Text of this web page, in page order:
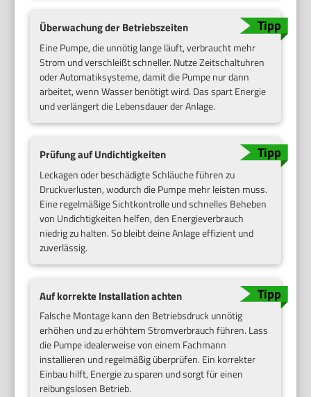
Überwachung der Betriebszeiten
Eine Pumpe, die unnötig lange läuft, verbraucht mehr
Strom und verschleißt schneller. Nutze Zeitschaltuhren
oder Automatiksysteme, damit die Pumpe nur dann
arbeitet, wenn Wasser benötigt wird. Das spart Energie
und verlängert die Lebensdauer der Anlage.
Prüfung auf Undichtigkeiten
Leckagen oder beschädigte Schläuche führen zu
Druckverlusten, wodurch die Pumpe mehr leisten muss.
Eine regelmäßige Sichtkontrolle und schnelles Beheben
von Undichtigkeiten helfen, den Energieverbrauch
niedrig zu halten. So bleibt deine Anlage effizient und
zuverlässig.
Auf korrekte Installation achten
Falsche Montage kann den Betriebsdruck unnötig
erhöhen und zu erhöhtem Stromverbrauch führen. Lass
die Pumpe idealerweise von einem Fachmann
installieren und regelmäßig überprüfen. Ein korrekter
Einbau hilft, Energie zu sparen und sorgt für einen
reibungslosen Betrieb.